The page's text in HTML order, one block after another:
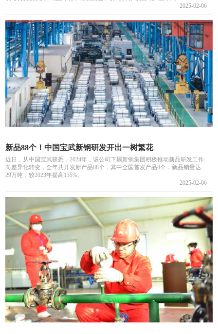
2025-02-06
新品88个！中国宝武新钢研发开出一树繁花
近日，从中国宝武获悉，2024年，该公司下属新钢集团积极推动新品研发工作
向差异化转变，全年共开发新产品88个，其中全国首发产品4个，新品销量达
29万吨，较2023年提高135%。
2025-02-06